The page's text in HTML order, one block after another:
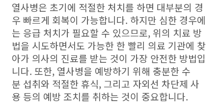
열사병은 초기에 적절한 처치를 하면 대부분의 경
우 빠르게 회복이 가능합니다. 하지만 심한 경우에
는 응급 처치가 필요할 수 있으므로, 위의 치료 방
법을 시도하면서도 가능한 한 빨리 의료 기관에 찾
아가 의사의 진료를 받는 것이 가장 안전한 방법입
니다. 또한, 열사병을 예방하기 위해 충분한 수
분 섭취와 적절한 휴식, 그리고 자외선 차단제 사
용 등의 예방 조치를 취하는 것이 중요합니다.